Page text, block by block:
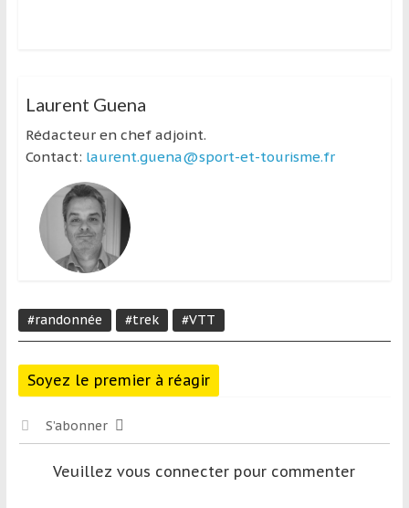
Laurent Guena
Rédacteur en chef adjoint.
Contact: laurent.guena@sport-et-tourisme.fr
#randonnée #trek #VTT
Soyez le premier à réagir
S’abonner
Veuillez vous connecter pour commenter